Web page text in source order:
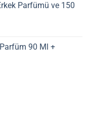
Parfümü ve 150
90 Ml +